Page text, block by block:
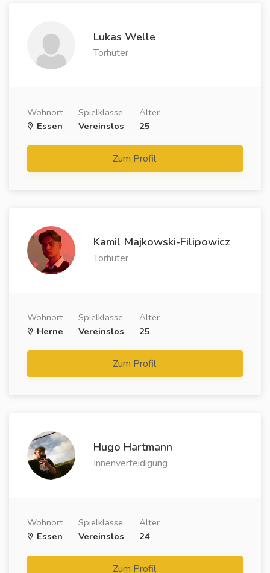
Lukas Welle
Torhüter
Wohnort
Essen
Spielklasse
Vereinslos
Alter
25
Zum Profil
Kamil Majkowski-Filipowicz
Torhüter
Wohnort
Herne
Spielklasse
Vereinslos
Alter
25
Zum Profil
Hugo Hartmann
Innenverteidigung
Wohnort
Essen
Spielklasse
Vereinslos
Alter
24
Zum Profil